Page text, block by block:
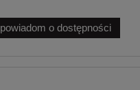
powiadom o dostępności